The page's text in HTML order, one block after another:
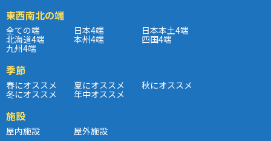
東西南北の端
全ての端 日本4端 日本本土4端
北海道4端 本州4端 四国4端
九州4端
季節
春にオススメ 夏にオススメ 秋にオススメ
冬にオススメ 年中オススメ
施設
屋内施設 屋外施設